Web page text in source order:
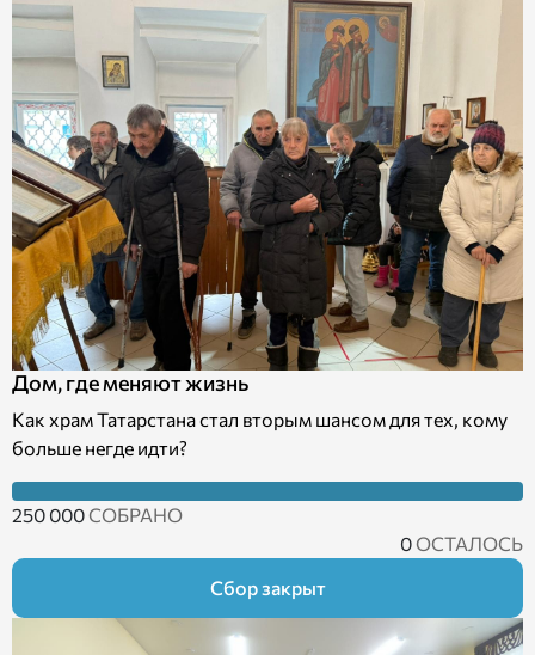
Дом, где меняют жизнь
Как храм Татарстана стал вторым шансом для тех, кому
больше негде идти?
250 000СОБРАНО
0ОСТАЛОСЬ
Сбор закрыт